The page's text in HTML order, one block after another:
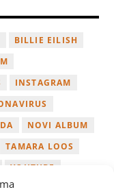
BILLIE EILISH
INSTAGRAM
NOVI ALBUM
TAMARA LOOS
YOUTUBE